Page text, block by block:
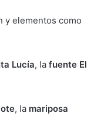
y elementos como
Lucía, lafuente El
, la mariposa